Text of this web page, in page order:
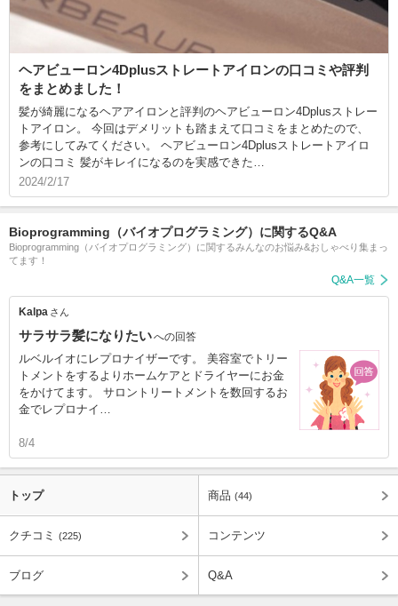
ヘアビューロン4Dplusストレートアイロンの口コミや評判
をまとめました！
髪が綺麗になるヘアアイロンと評判のヘアビューロン4Dplusストレー
トアイロン。 今回はデメリットも踏まえて口コミをまとめたので、
参考にしてみてください。 ヘアビューロン4Dplusストレートアイロ
ンの口コミ 髪がキレイになるのを実感できた…
2024/2/17
Bioprogramming（バイオプログラミング）に関するQ&A
Bioprogramming（バイオプログラミング）に関するみんなのお悩み&おしゃべり集まっ
てます！
Q&A一覧
Kalpa さん
サラサラ髪になりたいへの回答
ルベルイオにレプロナイザーです。 美容室でトリー
トメントをするよりホームケアとドライヤーにお金
をかけてます。 サロントリートメントを数回するお
金でレプロナイ…
8/4
トップ 商品 (44)
クチコミ (225) コンテンツ
ブログ Q&A